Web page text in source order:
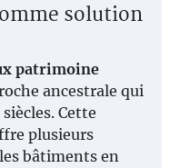
solution
patrimoine
ancestrale qui
Cette
plusieurs
bâtiments en